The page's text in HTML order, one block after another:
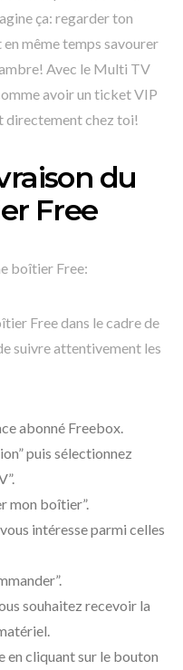
ça: regarder ton
même temps savourer
Avec le Multi TV
avoir un ticket VIP
directement chez toi!
du
Free
boîtier Free:
Free dans le cadre de
suivre attentivement les
abonné Freebox.
puis sélectionnez
mon boîtier”.
intéresse parmi celles
souhaitez recevoir la
cliquant sur le bouton